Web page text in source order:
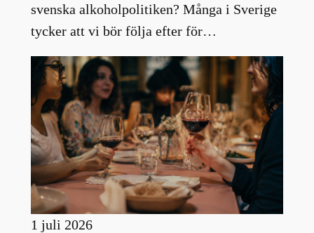
svenska alkoholpolitiken? Många i Sverige
tycker att vi bör följa efter för…
1 juli 2026